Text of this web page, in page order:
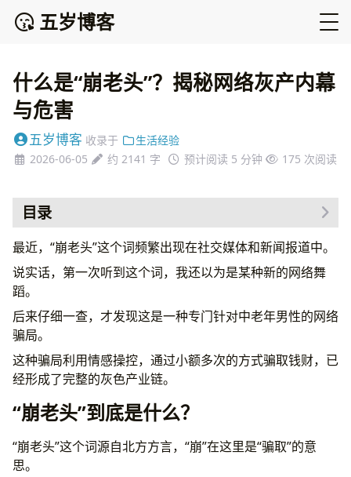
五岁博客
什么是“崩老头”？揭秘网络灰产内幕
与危害
五岁博客 收录于
生活经验
2026-06-05
约 2141 字 预计阅读 5 分钟 175 次阅读
目录
“崩老头”到底是什么？
产业链已经形成
法律风险不容忽视
如何防范？
常见问题
“崩老头”和“杀猪盘”有什么区别？
为什么受害者不报警？
如何识别“崩老头”骗局？
最近，“崩老头”这个词频繁出现在社交媒体和新闻报道中。
说实话，第一次听到这个词，我还以为是某种新的网络舞
蹈。
后来仔细一查，才发现这是一种专门针对中老年男性的网络
骗局。
这种骗局利用情感操控，通过小额多次的方式骗取钱财，已
经形成了完整的灰色产业链。
“崩老头”到底是什么？
“崩老头”这个词源自北方方言，“崩”在这里是“骗取”的意
思。